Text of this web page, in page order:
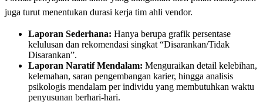
juga turut menentukan durasi kerja tim ahli vendor.
Laporan Sederhana: Hanya berupa grafik persentase
kelulusan dan rekomendasi singkat “Disarankan/Tidak
Disarankan”.
Laporan Naratif Mendalam: Menguraikan detail kelebihan,
kelemahan, saran pengembangan karier, hingga analisis
psikologis mendalam per individu yang membutuhkan waktu
penyusunan berhari-hari.